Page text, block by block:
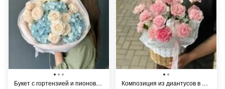
Букет с гортензией и пионовидными розами Композиция из диантусов в плетеной корзине